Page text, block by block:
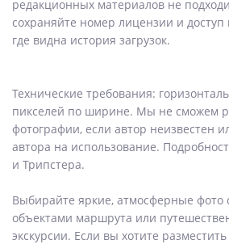
редакционных материалов не
сохраняйте номер лицензии и
где видна история загрузок.
Технические требования:
пикселей по ширине. Мы не сможем
фотографии, если автор неизвестен
автора на использование.
и Трипстера.
Выбирайте яркие, атмосферные фото
объектами маршрута или
экскурсии. Если вы хотите